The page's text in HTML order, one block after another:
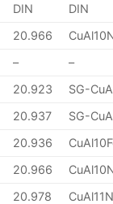
DIN
DIN
20.966
–
–
20.923
SG-
20.937
SG-
20.936
20.966
20.978